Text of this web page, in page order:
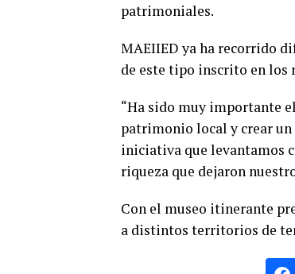
patrimoniales.
MAEIIED ya ha recorrido
de este tipo inscrito en los
“Ha sido muy importante
patrimonio local y crear un
iniciativa que levantamos
riqueza que dejaron
Con el museo itinerante
a distintos territorios de